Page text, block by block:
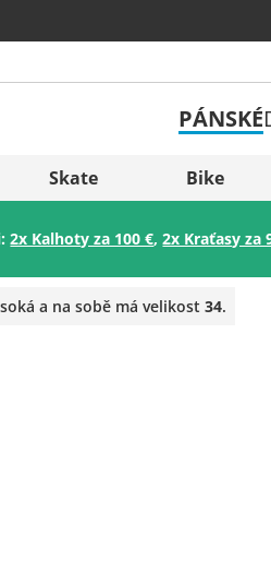
Slovenija
België (Nederlands)
PÁNSKÉ
Skate Bike
2x Kalhoty za 100 €,2x Kraťasy za
a na sobě má velikost 34.